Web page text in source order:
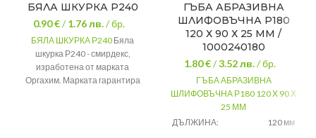
БЯЛА ШКУРКА Р240
0.90 €/1.76лв./ бр.
БЯЛА ШКУРКА Р240 Бяла
шкурка Р240 - смирдекс,
изработена от марката
Оргахим. Марката гарантира
ГЪБА АБРАЗИВНА
ШЛИФОВЪЧНА Р180
120 Х 90 Х 25 ММ /
1000240180
1.80 €/3.52лв./ бр.
ГЪБА АБРАЗИВНА
ШЛИФОВЪЧНА Р180 120 Х 90 Х
25 ММ
ДЪЛЖИНА:
120 мм